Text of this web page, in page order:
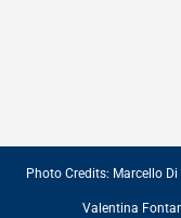
Photo Credits: Marcello
Valentina